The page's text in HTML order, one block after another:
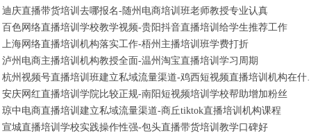
迪庆直播带货培训去哪报名-随州电商培训班老师教授专业认真
百色网络直播培训学校教学视频-贵阳抖音直播培训给学生推荐工作
上海网络直播培训机构落实工作-梧州主播培训班学费打折
泸州电商主播培训机构教授全面-温州淘宝直播培训学习周期
杭州视频号直播
安庆网红直播培训学院比较正规-南阳短视频培训学校帮助增加粉丝
琼中电商直播培训建立私域流量渠道-商丘tiktok直播培训机构课程
宣城直播培训学校实践操作性强-包头直播带货培训教学口碑好